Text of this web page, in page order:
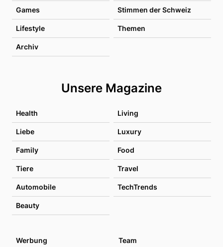
Games Stimmen der Schweiz
Lifestyle Themen
Archiv
Unsere Magazine
Health Living
Liebe Luxury
Family Food
Tiere Travel
Automobile TechTrends
Beauty
Werbung Team